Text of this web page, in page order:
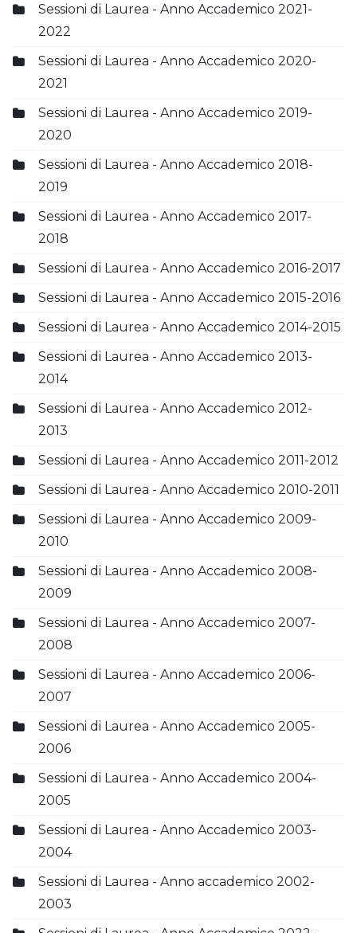
Sessioni di Laurea - Anno Accademico 2021-
2022
Sessioni di Laurea - Anno Accademico 2020-
2021
Sessioni di Laurea - Anno Accademico 2019-
2020
Sessioni di Laurea - Anno Accademico 2018-
2019
Sessioni di Laurea - Anno Accademico 2017-
2018
Sessioni di Laurea - Anno Accademico 2016-2017
Sessioni di Laurea - Anno Accademico 2015-2016
Sessioni di Laurea - Anno Accademico 2014-2015
Sessioni di Laurea - Anno Accademico 2013-
2014
Sessioni di Laurea - Anno Accademico 2012-
2013
Sessioni di Laurea - Anno Accademico 2011-2012
Sessioni di Laurea - Anno Accademico 2010-2011
Sessioni di Laurea - Anno Accademico 2009-
2010
Sessioni di Laurea - Anno Accademico 2008-
2009
Sessioni di Laurea - Anno Accademico 2007-
2008
Sessioni di Laurea - Anno Accademico 2006-
2007
Sessioni di Laurea - Anno Accademico 2005-
2006
Sessioni di Laurea - Anno Accademico 2004-
2005
Sessioni di Laurea - Anno Accademico 2003-
2004
Sessioni di Laurea - Anno accademico 2002-
2003